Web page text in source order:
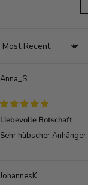
Sort by
Anna_S
Liebevolle Botschaft
Sehr hübscher
JohannesK